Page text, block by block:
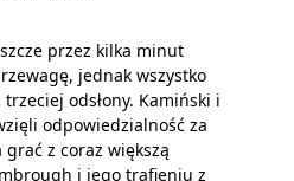
przez kilka minut
jednak wszystko
odsłony. Kamiński i
odpowiedzialność za
grać z coraz większą
i jego trafieniu z